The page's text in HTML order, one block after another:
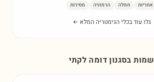
אחריות חמלה הרמוניה מסירות
גלו עוד בכלי הגימטריה המלא ←
שמות בסגנון דומה לקתי